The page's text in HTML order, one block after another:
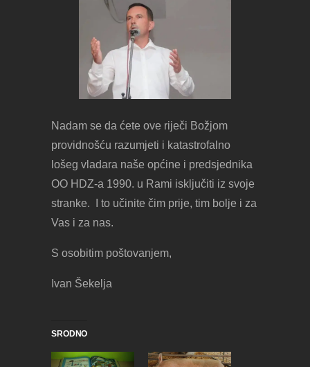
Nadam se da ćete ove riječi Božjom
providnošću razumjeti i katastrofalno
lošeg vladara naše općine i predsjednika
OO HDZ-a 1990. u Rami isključiti iz svoje
stranke. I to učinite čim prije, tim bolje i za
Vas i za nas.
S osobitim poštovanjem,
Ivan Šekelja
SRODNO